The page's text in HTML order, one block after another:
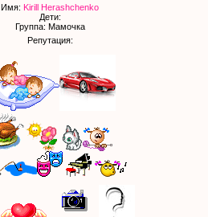
Имя: Kirill Herashchenko
Дети:
Группа: Мамочка
Репутация: